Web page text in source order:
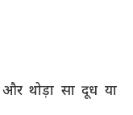
थोड़ा सा दूध या